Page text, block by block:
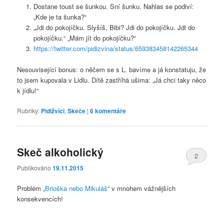
Dostane toust se šunkou. Sní šunku. Nahlas se podiví:
„Kde je ta šunka?“
„Jdi do pokojíčku. Slyšíš, Bibi? Jdi do pokojíčku. Jdi do
pokojíčku.“ „Mám jít do pokojíčku?“
https://twitter.com/pidizvina/status/659383458142265344
Nesouvisející bonus: o něčem se s L. bavíme a já konstatuju, že
to jsem kupovala v Lidlu. Dítě zastříhá ušima: „Já chci taky něco
k jídlu!“
Rubriky: Pidižvíci,Skeče |6komentáře
Skeč alkoholický
Publikováno19.11.2015
2
Problém „Brioška nebo Mikuláš“ v mnohem vážnějších
konsekvencích!